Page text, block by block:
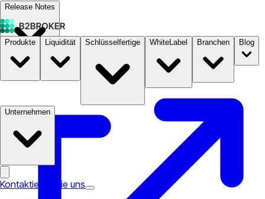
Release Notes
Dokumentation B2STORE
Produkte Liquidität Schlüsselfertige WhiteLabel Branchen Blog
Unternehmen
Kontaktieren Sie uns